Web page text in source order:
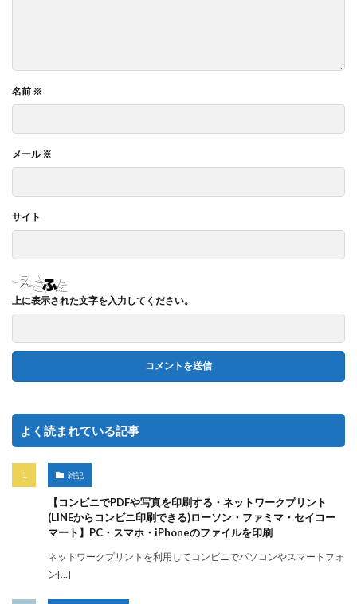
名前 ※
メール※
サイト
上に表示された文字を入力してください。
よく読まれている記事
雑記
【コンビニでPDFや写真を印刷する・ネットワークプリント
(LINEからコンビニ印刷できる)ローソン・ファミマ・セイコー
マート】PC・スマホ・iPhoneのファイルを印刷
ネットワークプリントを利用してコンビニでパソコンやスマートフォ
ン[…]